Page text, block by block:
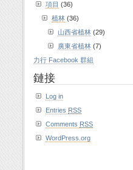
項目 (36)
植林 (36)
山西省植林 (29)
廣東省植林 (7)
力行 Facebook 群組
鏈接
Log in
Entries RSS
Comments RSS
WordPress.org